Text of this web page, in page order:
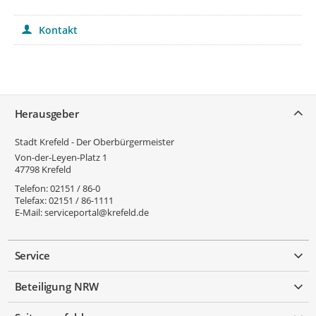
Bringen Sie bitte Ihr Smartphone, Ihr Tablet oder Ihren
Laptop mit. Es stehen keine Endgeräte zur Verfügung.
Kontakt
Herausgeber
Stadt Krefeld - Der Oberbürgermeister
Von-der-Leyen-Platz 1
47798 Krefeld
Telefon:02151 / 86-0
Telefax:02151 / 86-1111
E-Mail:serviceportal@krefeld.de
Service
Beteiligung NRW